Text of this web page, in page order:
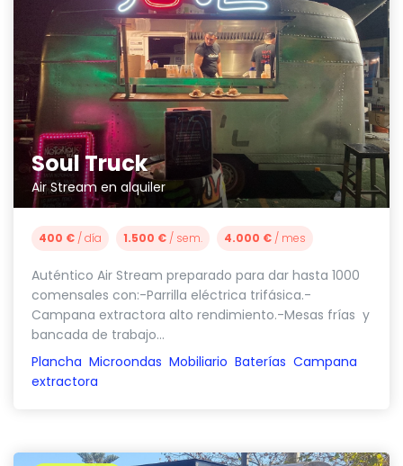
Soul Truck
Air Stream en alquiler
400 € / día 1.500 € / sem. 4.000 € / mes
Auténtico Air Stream preparado para dar hasta 1000
comensales con:-Parrilla eléctrica trifásica.-
Campana extractora alto rendimiento.-Mesas frías y
bancada de trabajo...
Plancha Microondas Mobiliario Baterías Campana
extractora